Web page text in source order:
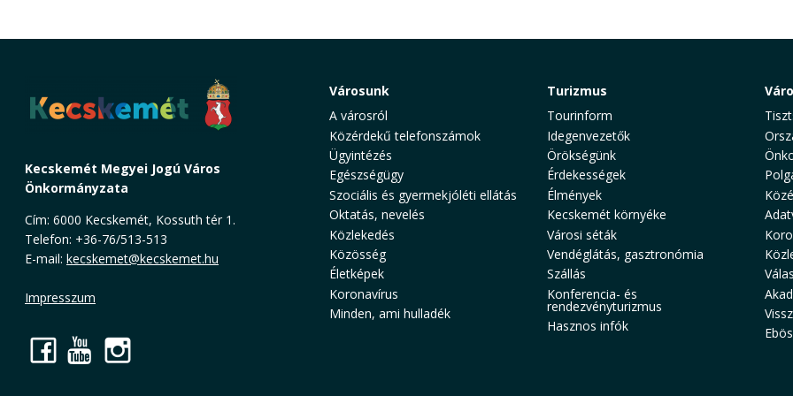
Cookie Consent plugin for the EU cookie law
Kecskemét Megyei Jogú Város
Önkormányzata
Cím: 6000 Kecskemét, Kossuth tér 1.
Telefon: +36-76/513-513
E-mail: kecskemet@kecskemet.hu
Impresszum
Facebook
YouTube
Városunk
A városról
Közérdekű telefonszámok
Ügyintézés
Egészségügy
Szociális és gyermekjóléti ellátás
Oktatás, nevelés
Közlekedés
Közösség
Életképek
Koronavírus
Minden, ami hulladék
Turizmus
Tourinform
Idegenvezetők
Örökségünk
Érdekességek
Élmények
Kecskemét környéke
Városi séták
Vendéglátás, gasztronómia
Szállás
Konferencia- és
rendezvényturizmus
Hasznos infók